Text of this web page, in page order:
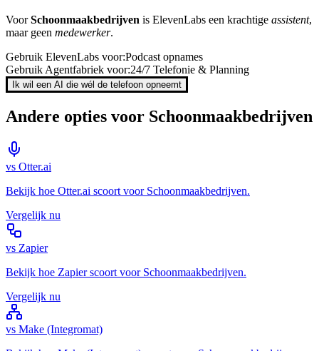
VoorSchoonmaakbedrijven is ElevenLabs een krachtige assistent,
maar geen medewerker.
Gebruik ElevenLabs voor:Podcast opnames
Gebruik Agentfabriek voor:24/7 Telefonie & Planning
Ik wil een AI die wél de telefoon opneemt
Andere opties voor Schoonmaakbedrijven
vs Otter.ai
Bekijk hoe Otter.ai scoort voor Schoonmaakbedrijven.
Vergelijk nu
vs Zapier
Bekijk hoe Zapierscoort voor Schoonmaakbedrijven.
Vergelijk nu
vs Make (Integromat)